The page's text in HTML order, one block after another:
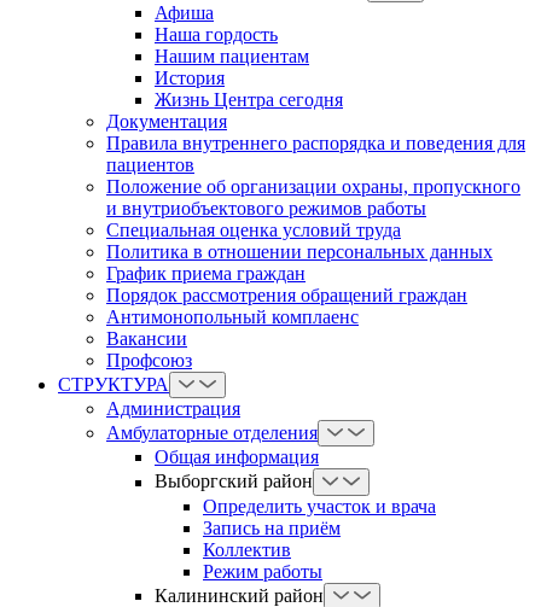
Афиша
Наша гордость
Нашим пациентам
История
Жизнь Центра сегодня
Документация
Правила внутреннего распорядка и поведения для
пациентов
Положение об организации охраны, пропускного
и внутриобъектового режимов работы
Cпециальная оценка условий труда
Политика в отношении персональных данных
График приема граждан
Порядок рассмотрения обращений граждан
Антимонопольный комплаенс
Вакансии
Профсоюз
СТРУКТУРА
Администрация
Амбулаторные отделения
Общая информация
Выборгский район
Определить участок и врача
Запись на приём
Коллектив
Режим работы
Калининский район